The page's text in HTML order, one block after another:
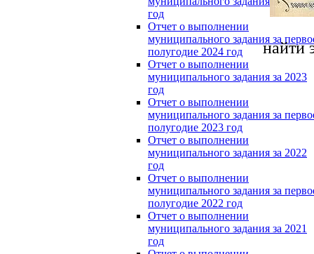
год
Отчет о выполнении
муниципального задания за
полугодие 2024 год
Отчет о выполнении
муниципального задания за 2023
год
Отчет о выполнении
муниципального задания за
полугодие 2023 год
Отчет о выполнении
муниципального задания за 2022
год
Отчет о выполнении
муниципального задания за
полугодие 2022 год
Отчет о выполнении
муниципального задания за 2021
год
найти